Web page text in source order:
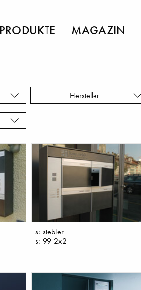
PRODUKTE MAGAZIN
Hersteller
s: stebler
s: 99 2x2